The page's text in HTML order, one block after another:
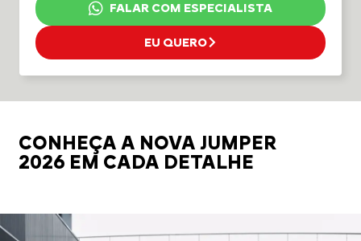
FALAR COM ESPECIALISTA
EU QUERO
CONHEÇA A NOVA JUMPER
2026 EM CADA DETALHE